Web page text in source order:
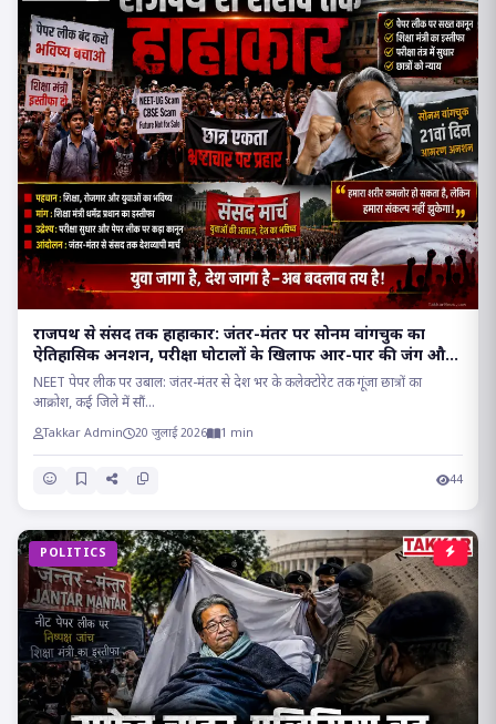
राजपथ से संसद तक हाहाकार: जंतर-मंतर पर सोनम वांगचुक का
ऐतिहासिक अनशन, परीक्षा घोटालों के खिलाफ आर-पार की जंग और
संसद मार्च का प्रचंड शंखनाद..
NEET पेपर लीक पर उबाल: जंतर-मंतर से देश भर के कलेक्टोरेट तक गूंजा छात्रों का
आक्रोश, कई जिले में सौं...
Takkar Admin 20 जुलाई 2026 1 min
44
POLITICS